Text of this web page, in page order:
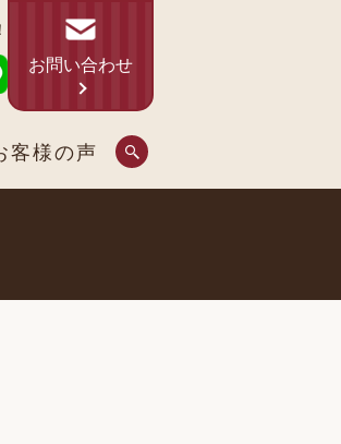
客様の声
お問い合わせ